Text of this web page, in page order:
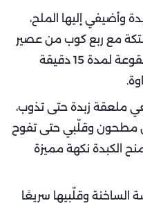
وأضيفي إليها الملح،
مع ربع كوب من عصير
الليمون. قلّبي جيدًا واتركيها منقوعة لمدة 15 دقيقة
ملعقة زبدة حتى تذوب،
مطحون وقلّبي حتى تفوح
الكبدة نكهة مميزة
الساخنة وقلّبيها سريعًا